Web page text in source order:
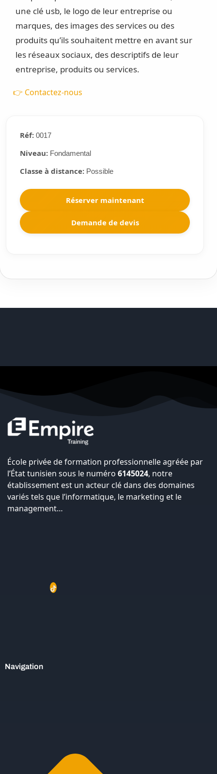
une clé usb, le logo de leur entreprise ou
marques, des images des services ou des
produits qu’ils souhaitent mettre en avant sur
les réseaux sociaux, des descriptifs de leur
entreprise, produits ou services.
👉 Contactez-nous
Réf:0017
Niveau:Fondamental
Classe à distance:Possible
Réserver maintenant
Demande de devis
École privée de formation professionnelle agréée par
l’État tunisien sous le numéro 6145024, notre
établissement est un acteur clé dans des domaines
variés tels que l’informatique, le marketing et le
management…
Navigation